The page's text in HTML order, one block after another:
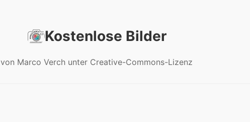
Kostenlose Bilder
von Marco Verch unter Creative-Commons-Lizenz